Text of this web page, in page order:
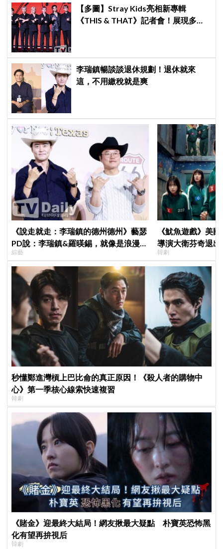
【多圖】Stray Kids亮相新專輯
《THIS & THAT》記者會！展現多才
李瑞鎮暢談談退休規劃！退休就來
這，不用繳稅就是爽
《說走就走：李瑞鎮的德州德州》藝瑟
PD說：李瑞鎮&羅暎錫，就像是浪漫喜
劇的男女主角一樣XD
綜藝
《魷魚遊戲》美
導演大衛芬奇退
聞也破局
韓劇
秒懂鄭進灣槓上巴比侖的真正原因！《殺人者的購物中
心》第一季核心線索快速複習
韓劇
《賭金》迎最終大結局！網友揪最大疑點 朴寶英恐怖黑
化有望再拚視后
韓劇